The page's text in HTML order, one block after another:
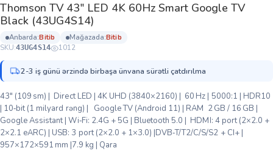
Thomson TV 43″ LED 4K 60Hz Smart Google TV
Black (43UG4S14)
anbarda: bi̇ti̇b mağazada: bi̇ti̇b
SKU:43UG4S14 1012
2-3 iş günü ərzində birbaşa ünvana sürətli çatdırılma
43″ (109 sm) | Direct LED | 4K UHD (3840×2160) | 60 Hz | 5000:1 | HDR10
| 10‑bit (1 milyard rəng) | Google TV (Android 11) | RAM 2 GB / 16 GB |
Google Assistant | Wi‑Fi: 2.4G + 5G | Bluetooth 5.0 | HDMI: 4 port (2×2.0 +
2×2.1 eARC) | USB: 3 port (2×2.0 + 1×3.0) |DVB‑T/T2/C/S/S2 + CI+ |
957×172×591 mm |7.9 kg | Qara